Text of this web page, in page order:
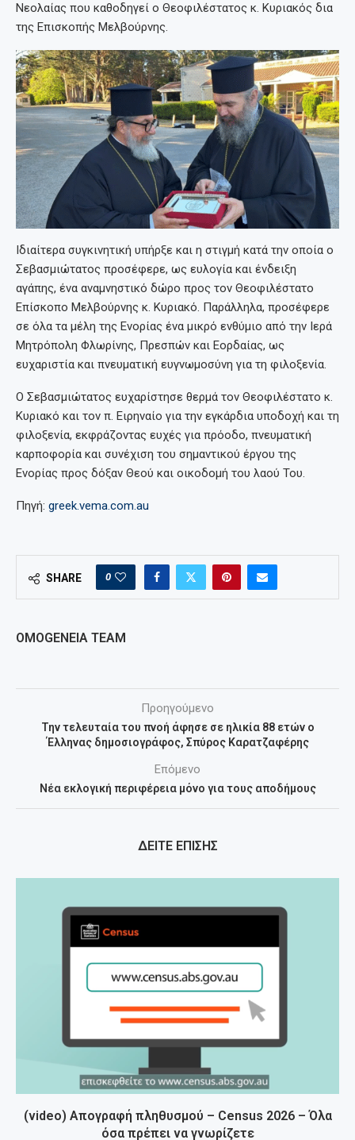
Νεολαίας που καθοδηγεί ο Θεοφιλέστατος κ. Κυριακός δια
της Επισκοπής Μελβούρνης.
Ιδιαίτερα συγκινητική υπήρξε και η στιγμή κατά την οποία ο
Σεβασμιώτατος προσέφερε, ως ευλογία και ένδειξη
αγάπης, ένα αναμνηστικό δώρο προς τον Θεοφιλέστατο
Επίσκοπο Μελβούρνης κ. Κυριακό. Παράλληλα, προσέφερε
σε όλα τα μέλη της Ενορίας ένα μικρό ενθύμιο από την Ιερά
Μητρόπολη Φλωρίνης, Πρεσπών και Εορδαίας, ως
ευχαριστία και πνευματική ευγνωμοσύνη για τη φιλοξενία.
Ο Σεβασμιώτατος ευχαρίστησε θερμά τον Θεοφιλέστατο κ.
Κυριακό και τον π. Ειρηναίο για την εγκάρδια υποδοχή και τη
φιλοξενία, εκφράζοντας ευχές για πρόοδο, πνευματική
καρποφορία και συνέχιση του σημαντικού έργου της
Ενορίας προς δόξαν Θεού και οικοδομή του λαού Του.
Πηγή: greek.vema.com.au
SHARE 0
OMOGENEIA TEAM
Προηγούμενο
Την τελευταία του πνοή άφησε σε ηλικία 88 ετών ο
Έλληνας δημοσιογράφος, Σπύρος Καρατζαφέρης
Επόμενο
Νέα εκλογική περιφέρεια μόνο για τους αποδήμους
ΔΕΙΤΕ ΕΠΙΣΗΣ
(video) Απογραφή πληθυσμού – Census 2026 – Όλα
όσα πρέπει να γνωρίζετε